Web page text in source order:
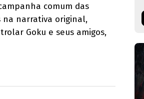
comum das
na narrativa original,
Goku e seus amigos,